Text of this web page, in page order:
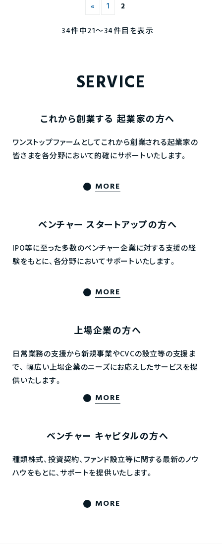
« 1 2
34件中21〜34件目を表示
SERVICE
これから創業する 起業家の方へ
ワンストップファームとしてこれから創業される起業家の
皆さまを各分野において的確にサポートいたします。
MORE
ベンチャー スタートアップの方へ
IPO等に至った多数のベンチャー企業に対する支援の経
験をもとに、各分野においてサポートいたします。
MORE
上場企業の方へ
日常業務の支援から新規事業やCVCの設立等の支援ま
で、 幅広い上場企業のニーズにお応えしたサービスを提
供いたします。
MORE
ベンチャー キャピタルの方へ
種類株式、投資契約、ファンド設立等に関する最新のノウ
ハウをもとに、サポートを提供いたします。
MORE